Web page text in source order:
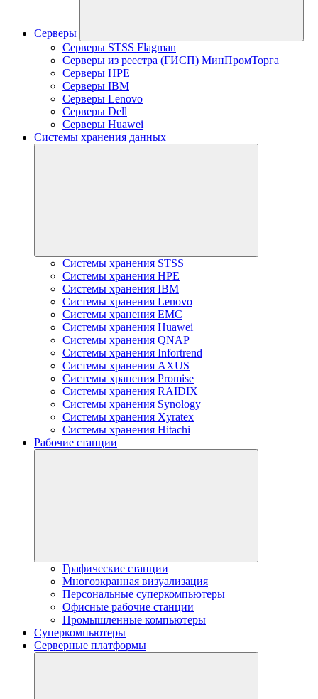
Серверы
Серверы STSS Flagman
Серверы из реестра (ГИСП) МинПромТорга
Серверы HPE
Серверы IBM
Серверы Lenovo
Серверы Dell
Серверы Huawei
Системы хранения данных
Системы хранения STSS
Системы хранения HPE
Системы хранения IBM
Системы хранения Lenovo
Системы хранения EMC
Системы хранения Huawei
Системы хранения QNAP
Системы хранения Infortrend
Системы хранения AXUS
Системы хранения Promise
Системы хранения RAIDIX
Системы хранения Synology
Системы хранения Xyratex
Системы хранения Hitachi
Рабочие станции
Графические станции
Многоэкранная визуализация
Персональные суперкомпьютеры
Офисные рабочие станции
Промышленные компьютеры
Суперкомпьютеры
Серверные платформы